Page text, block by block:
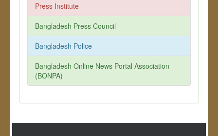
Press Institute
Bangladesh Press Council
Bangladesh Police
Bangladesh Online News Portal Association
(BONPA)